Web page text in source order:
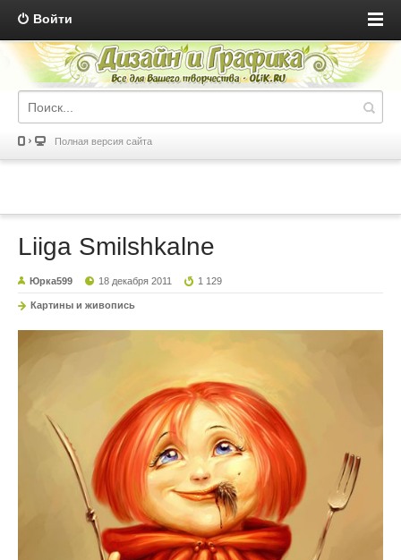
Войти
Полная версия сайта
Liiga Smilshkalne
Юрка599 18 декабря 2011 1 129
Картины и живопись